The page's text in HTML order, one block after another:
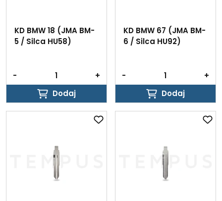
KD BMW 18 (JMA BM-
5 / Silca HU58)
-
+
Dodaj
Dodaj
KD BMW 67 (JMA BM-
6 / Silca HU92)
-
+
Dodaj
Dodaj